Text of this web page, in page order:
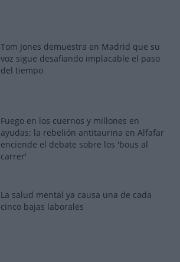
Tom Jones demuestra en Madrid que su
voz sigue desafiando implacable el paso
del tiempo
Fuego en los cuernos y millones en
ayudas: la rebelión antitaurina en Alfafar
enciende el debate sobre los 'bous al
carrer'
La salud mental ya causa una de cada
cinco bajas laborales